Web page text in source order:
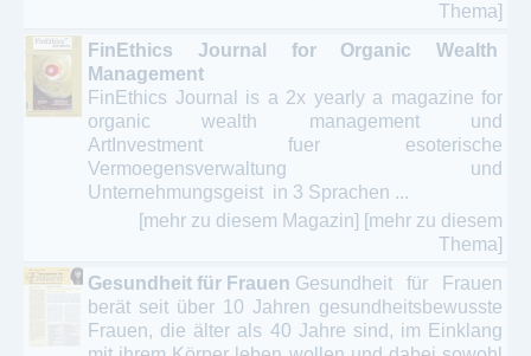
Thema]
FinEthics Journal for Organic Wealth
Management
FinEthics Journal is a 2x yearly a magazine for
organic wealth management und
ArtInvestment fuer esoterische
Vermoegensverwaltung und
Unternehmungsgeist in 3 Sprachen ...
[mehr zu diesem Magazin] [mehr zu diesem
Thema]
Gesundheit für Frauen Gesundheit für Frauen
berät seit über 10 Jahren gesundheitsbewusste
Frauen, die älter als 40 Jahre sind, im Einklang